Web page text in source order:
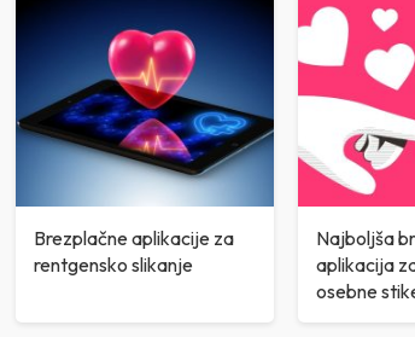
Brezplačne aplikacije za
rentgensko slikanje
Najboljša
aplikacija
osebne